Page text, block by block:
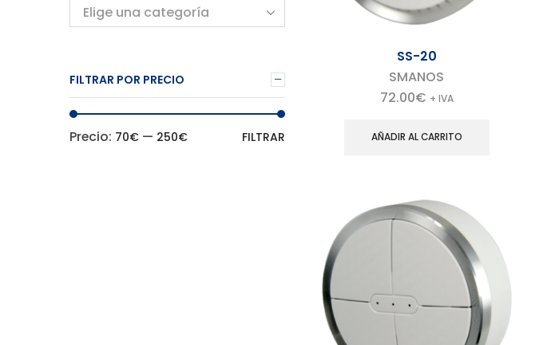
SS-20
SMANOS
72.00€ + IVA
AÑADIR AL CARRITO
Elige una categoría
FILTRAR POR PRECIO
Precio
Precio
FILTRAR
Precio: 70€ — 250€